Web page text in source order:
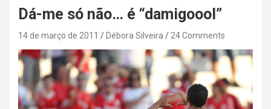
Dá-me só não… é “damigoool”
14 de março de 2011 Débora Silveira 24 Comments